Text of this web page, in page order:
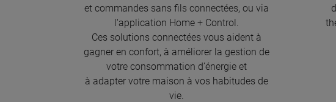
et commandes sans fils connectées, ou via
l'application Home + Control.
Ces solutions connectées vous aident à
gagner en confort, à améliorer la gestion de
votre consommation d’énergie et
à adapter votre maison à vos habitudes de
vie.